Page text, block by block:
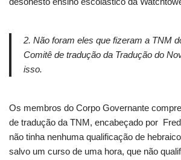
2. Não foram eles que fizeram a TNM
Comitê de tradução da Tradução do
isso.
Os membros do Corpo Governante
de tradução da TNM, encabeçado por
não tinha nenhuma qualificação de
salvo um curso de uma hora, que não